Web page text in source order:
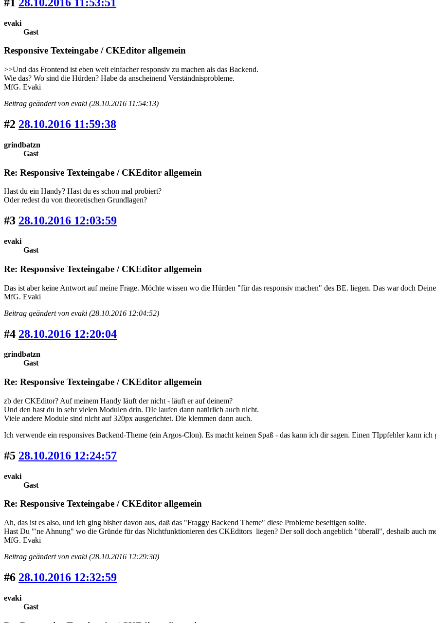
evaki
Gast
Responsive Texteingabe / CKEditor allgemein
>>Und das Frontend ist eben weit einfacher responsiv zu machen als das Backend.
Wie das? Wo sind die Hürden? Habe da anscheinend Verständnisprobleme.
MfG. Evaki
Beitrag geändert von evaki (28.10.2016 11:54:13)
#2 28.10.2016 11:59:38
grindbatzn
Gast
Re: Responsive Texteingabe / CKEditor allgemein
Hast du ein Handy? Hast du es schon mal probiert?
Oder redest du von theoretischen Grundlagen?
#3 28.10.2016 12:03:59
evaki
Gast
Re: Responsive Texteingabe / CKEditor allgemein
Das ist aber keine Antwort auf meine Frage. Möchte wissen wo die Hürden "für das responsiv machen" des BE. liegen. Das war doch
MfG. Evaki
Beitrag geändert von evaki (28.10.2016 12:04:52)
#4 28.10.2016 12:20:04
grindbatzn
Gast
Re: Responsive Texteingabe / CKEditor allgemein
zb der CKEditor? Auf meinem Handy läuft der nicht - läuft er auf deinem?
Und den hast du in sehr vielen Modulen drin. DIe laufen dann natürlich auch nicht.
Viele andere Module sind nicht auf 320px ausgerichtet. Die klemmen dann auch.
Ich verwende ein responsives Backend-Theme (ein Argos-Clon). Es macht keinen Spaß - das kann ich dir sagen. Einen TIppfehler kann ich
#5 28.10.2016 12:24:57
evaki
Gast
Re: Responsive Texteingabe / CKEditor allgemein
Ah, das ist es also, und ich ging bisher davon aus, daß das "Fraggy Backend Theme" diese Probleme beseitigen sollte.
Hast Du "'ne Ahnung" wo die Gründe für das Nichtfunktionieren des CKEditors liegen? Der soll doch angeblich "überall", deshalb auch
MfG. Evaki
Beitrag geändert von evaki (28.10.2016 12:29:30)
#6 28.10.2016 12:32:59
evaki
Gast